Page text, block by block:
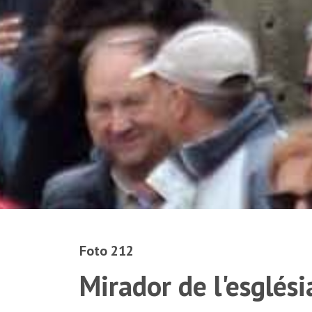
Foto 212
Mirador de